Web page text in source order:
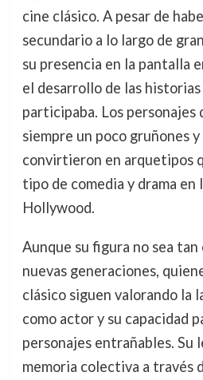
cine clásico. A pesar de
secundario a lo largo de
su presencia en la pantalla
el desarrollo de las historias
participaba. Los
siempre un poco gruñones
convirtieron en arquetipos
tipo de comedia y drama en
Hollywood.
Aunque su figura no sea
nuevas generaciones,
clásico siguen valorando la
como actor y su capacidad
personajes entrañables. Su
memoria colectiva a través